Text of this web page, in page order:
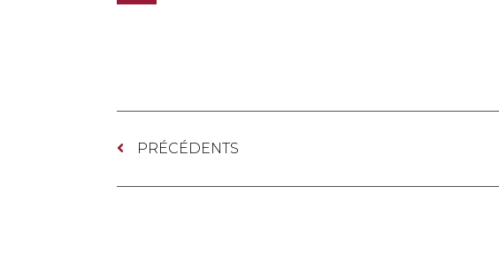
PRÉCÉDENTS